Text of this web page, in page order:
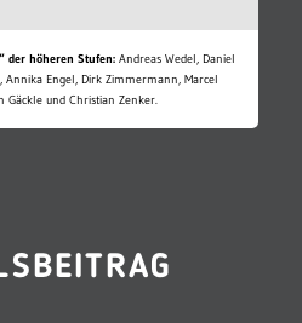
der höheren Stufen: Andreas Wedel, Daniel
Annika Engel, Dirk Zimmermann, Marcel
Gäckle und Christian Zenker.